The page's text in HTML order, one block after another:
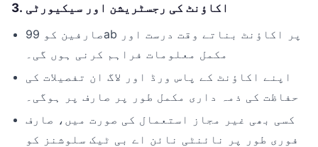
3. اکاؤنٹ کی رجسٹریشن اور سیکیورٹی
صارفین کو 99ab پر اکاؤنٹ بناتے وقت درست اور
مکمل معلومات فراہم کرنی ہوں گی۔
اپنے اکاؤنٹ کے پاس ورڈ اور لاگ ان تفصیلات کی
حفاظت کی ذمہ داری مکمل طور پر صارف پر ہوگی۔
کسی بھی غیر مجاز استعمال کی صورت میں، صارف
فوری طور پر نائنٹی نائن اے بی ٹیک سلوشنز کو